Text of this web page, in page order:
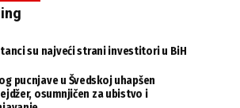
su najveći strani investitori u BiH
pucnjave u Švedskoj uhapšen
osumnjičen za ubistvo i